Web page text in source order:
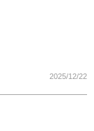
2025/12/22